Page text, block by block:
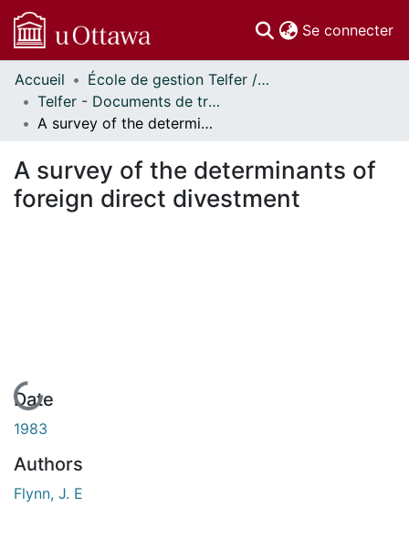
Se connecter
Communautés
et collections
Parcourir
À propos
Accueil
École de gestion Telfer // Telfer School of Management
Telfer - Documents de travail // Telfer - Working Papers
A survey of the determinants of foreign direct divestment
A survey of the determinants of
foreign direct divestment
En cours de chargement...
Date
1983
Authors
Flynn, J. E